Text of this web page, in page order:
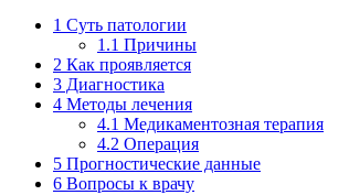
1 Суть патологии
1.1 Причины
2 Как проявляется
3 Диагностика
4 Методы лечения
4.1 Медикаментозная терапия
4.2 Операция
5 Прогностические данные
6 Вопросы к врачу